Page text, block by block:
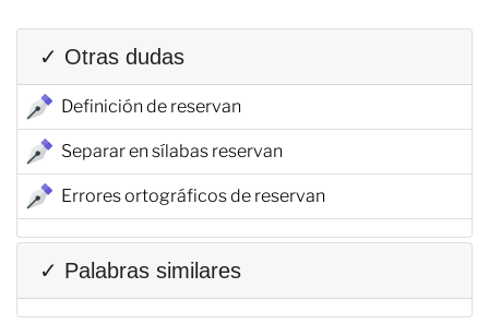
✓ Otras dudas
Definición de reservan
Separar en sílabas reservan
Errores ortográficos de reservan
✓ Palabras similares